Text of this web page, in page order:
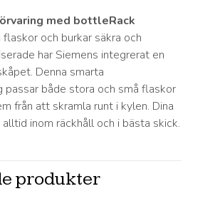
med bottleRack
och burkar säkra och
har Siemens integrerat en
Denna smarta
passar både stora och små flaskor
från att skramla runt i kylen. Dina
inom räckhåll och i bästa skick.
produkter